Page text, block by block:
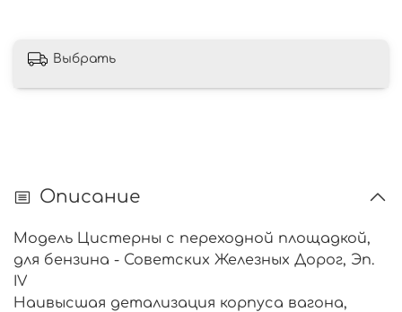
Выбрать
Описание
Модель Цистерны с переходной площадкой,
для бензина - Советских Железных Дорог, Эп.
IV
Наивысшая детализация корпуса вагона,